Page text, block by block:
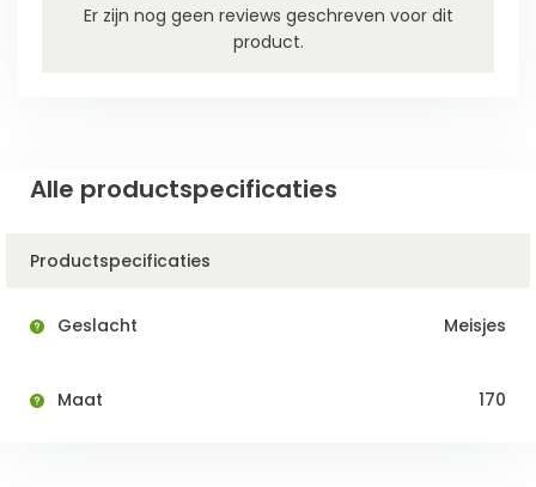
Er zijn nog geen reviews geschreven voor dit
product.
Alle productspecificaties
Productspecificaties
Geslacht Meisjes
Maat 170